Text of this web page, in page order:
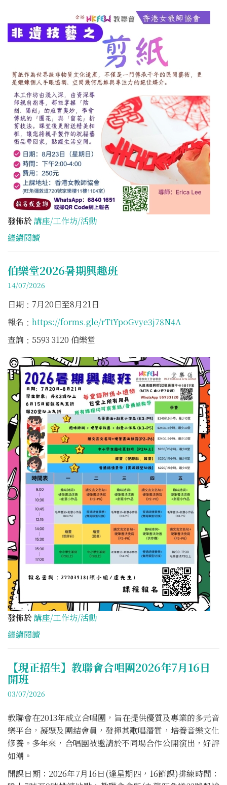
發佈於講座/工作坊/活動
繼續閱讀
伯樂堂2026暑期興趣班
14/07/2026
日期﹕7月20日至8月21日
報名﹕ https://forms.gle/rTtYpoGvye3j78N4A
查詢﹕5593 3120 伯樂堂
發佈於講座/工作坊/活動
繼續閱讀
【現正招生】教聯會合唱團2026年7月16日
開班
03/07/2026
教聯會在2013年成立合唱團，旨在提供優質及專業的多元音
樂平台，凝聚及團結會員，發揮其歌唱潛質，培養音樂文化
修養。多年來，合唱團被邀請於不同場合作公開演出，好評
如潮。
開課日期：2026年7月16日(逢星期四，16節課)排練時間：